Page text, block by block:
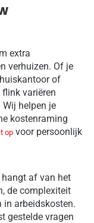
extra
verhuizen. Of je
of
variëren
helpen je
kostenraming
op voor persoonlijk
af van het
de complexiteit
in arbeidskosten.
gestelde vragen